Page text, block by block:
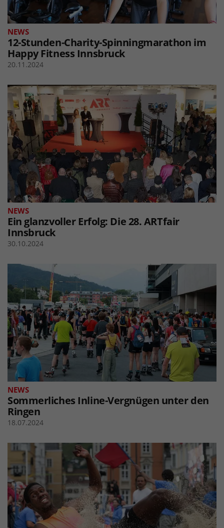
NEWS
12-Stunden-Charity-Spinningmarathon im
Happy Fitness Innsbruck
20.11.2024
NEWS
Ein glanzvoller Erfolg: Die 28. ARTfair
Innsbruck
30.10.2024
NEWS
Sommerliches Inline-Vergnügen unter den
Ringen
18.07.2024